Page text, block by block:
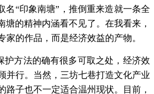
名“印象南塘”，推倒重来造就一条全
塘的精神内涵看不见了。在我看来，
家的作品，而是经济效益的产物。
护方法的确有很多可取之处，经济效
并行。当然，三坊七巷打造文化产业
路子也不一定适合温州现状。目前，